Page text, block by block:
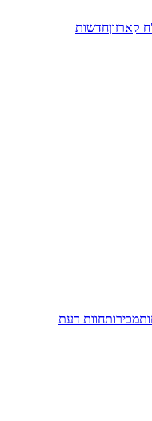
קארזוןחדשות
מכירותחוות דעת